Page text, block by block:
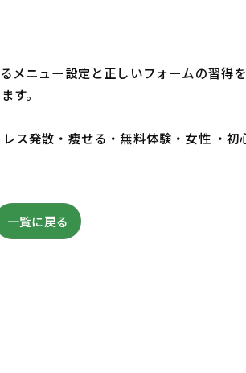
ニュー設定と正しいフォームの習得を
す。
ス発散・痩せる・無料体験・女性 ・
一覧に戻る